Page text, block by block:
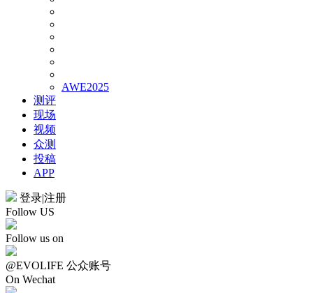
AWE2025
测评
现场
视频
众测
投稿
APP
登录|注册
Follow US
Follow us on
@EVOLIFE 公众账号
On Wechat